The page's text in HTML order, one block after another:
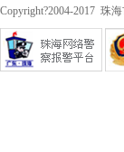
Copyright?2004-2017 珠